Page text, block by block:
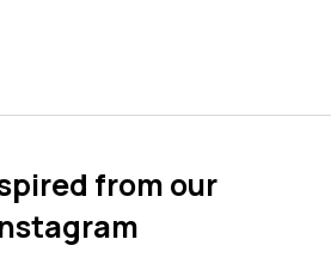
from our